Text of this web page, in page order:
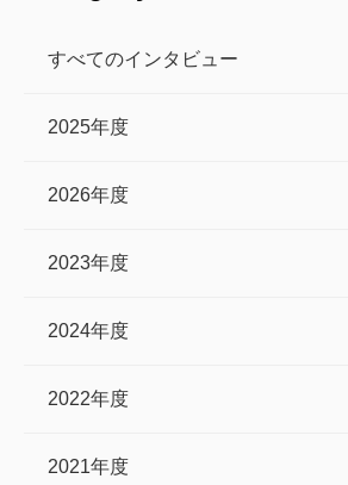
すべてのインタビュー
2025年度
2026年度
2023年度
2024年度
2022年度
2021年度